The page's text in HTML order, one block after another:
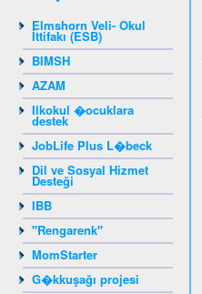
Elmshorn Veli- Okul
İttifakı (ESB)
BIMSH
AZAM
Ilkokul �ocuklara
destek
JobLife Plus L�beck
Dil ve Sosyal Hizmet
Desteği
IBB
"Rengarenk"
MomStarter
G�kkuşağı projesi